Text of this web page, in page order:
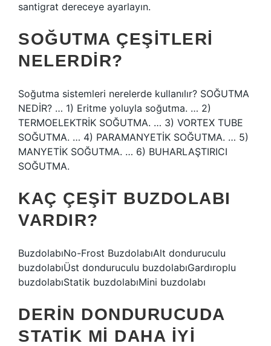
santigrat dereceye ayarlayın.
SOĞUTMA ÇEŞITLERI
NELERDIR?
Soğutma sistemleri nerelerde kullanılır? SOĞUTMA
NEDİR? … 1) Eritme yoluyla soğutma. … 2)
TERMOELEKTRİK SOĞUTMA. … 3) VORTEX TUBE
SOĞUTMA. … 4) PARAMANYETİK SOĞUTMA. … 5)
MANYETİK SOĞUTMA. … 6) BUHARLAŞTIRICI
SOĞUTMA.
KAÇ ÇEŞIT BUZDOLABI
VARDIR?
BuzdolabıNo-Frost BuzdolabıAlt donduruculu
buzdolabıÜst donduruculu buzdolabıGardıroplu
buzdolabıStatik buzdolabıMini buzdolabı
DERIN DONDURUCUDA
STATIK MI DAHA IYI